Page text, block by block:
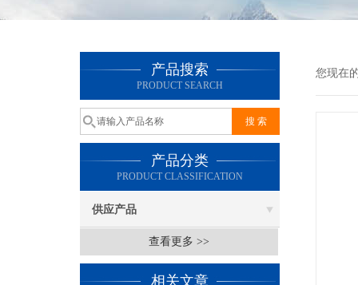
产品搜索
PRODUCT SEARCH
产品分类
PRODUCT CLASSIFICATION
供应产品
查看更多 >>
相关文章
您现在